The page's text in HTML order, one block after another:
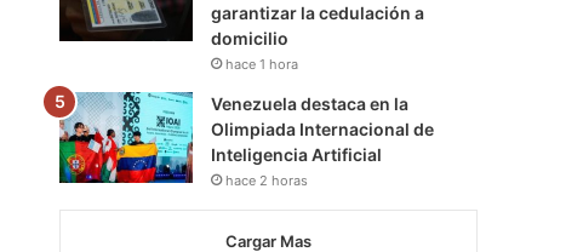
garantizar la cedulación a
domicilio
hace 1 hora
Venezuela destaca en la
Olimpiada Internacional de
Inteligencia Artificial
hace 2 horas
Cargar Mas